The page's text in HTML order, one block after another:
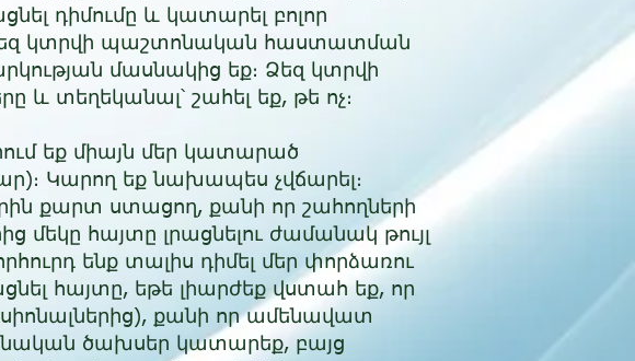
դիմումը և կատարել բոլոր
կտրվի պաշտոնական հաստատման
մասնակից եք։ Ձեզ կտրվի
և տեղեկանալ՝ շահել եք, թե ոչ։
եք միայն մեր կատարած
Կարող եք նախապես չվճարել։
քարտ ստացող, քանի որ շահողների
հայտը լրացնելու ժամանակ թույլ
ենք տալիս դիմել մեր փորձառու
հայտը, եթե լիարժեք վստահ եք, որ
քանի որ ամենավատ
ծախսեր կատարեք, բայց